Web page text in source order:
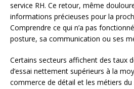
service RH. Ce retour, même
informations précieuses pour la
Comprendre ce qui n’a pas
posture, sa communication ou ses
Certains secteurs affichent des taux
d’essai nettement supérieurs à la
commerce de détail et les métiers